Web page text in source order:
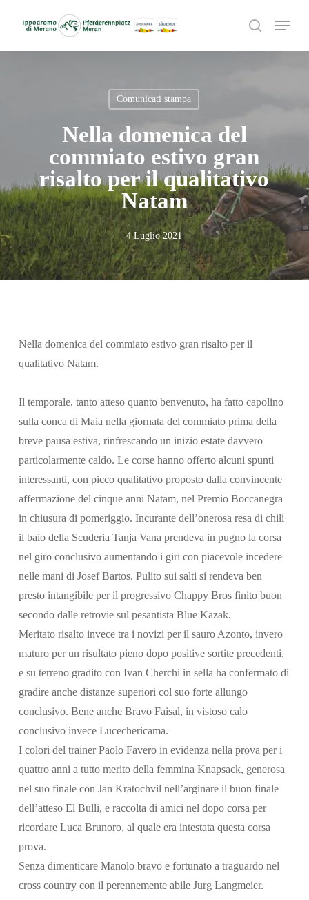
search
Menu
Cerca
Comunicati stampa
Nella domenica del
commiato estivo gran
risalto per il qualitativo
Natam
4 Luglio 2021
Nella domenica del commiatoestivo gran risalto per il
qualitativo Natam.
Il temporale, tanto atteso quanto benvenuto, ha fatto capolino
sulla conca di Maia nella giornata del commiato prima della
breve pausa estiva, rinfrescando un inizio estate davvero
particolarmente caldo. Le corse hanno offerto alcuni spunti
interessanti, con picco qualitativo proposto dalla convincente
affermazione del cinque anni Natam, nel Premio Boccanegra
in chiusura di pomeriggio. Incurante dell’onerosa resa di chili
il baio della Scuderia Tanja Vana prendeva in pugno la corsa
nel giro conclusivo aumentando i giri con piacevole incedere
nelle mani di Josef Bartos. Pulito sui salti si rendeva ben
presto intangibile per il progressivo Chappy Bros finito buon
secondo dalle retrovie sul pesantista Blue Kazak.
Meritato risalto invece tra i novizi per il sauro Azonto, invero
maturo per un risultato pieno dopo positive sortite precedenti,
e su terreno gradito con Ivan Cherchi in sella ha confermato di
gradire anche distanze superiori col suo forte allungo
conclusivo. Bene anche Bravo Faisal, in vistoso calo
conclusivo invece Lucechericama.
I colori del trainer Paolo Favero in evidenza nella prova per i
quattro anni a tutto merito della femmina Knapsack, generosa
nel suo finale con Jan Kratochvil nell’arginare il buon finale
dell’atteso El Bulli, e raccolta di amici nel dopo corsa per
ricordare Luca Brunoro, al quale era intestata questa corsa
prova.
Senza dimenticare Manolo bravo e fortunato a traguardo nel
cross country con il perennemente abile Jurg Langmeier.